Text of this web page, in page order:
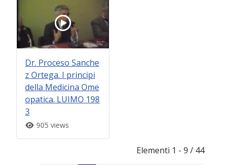
Dr. Proceso Sanche
z Ortega. I principi
della Medicina Ome
opatica. LUIMO 198
3
905 views
Elementi 1 - 9 / 44